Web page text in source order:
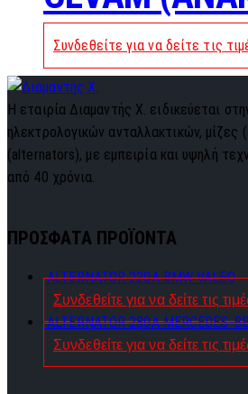
Συνδεθείτε για να δείτε τις
Η εταιρία Διαμαντής Χ. ειδικεύεται
ηλεκτρολογικών ανταλλακτικών,
(alternators), με εμπειρία και υψηλή
από 40 χρόνια.
ΠΡΟΣΦΑΤΑ ΠΡΟΪΟΝΤΑ
ALTERNATOR 220A BMW VALEO
Συνδεθείτε για να δείτε τις
ALTERNATOR 280A MERCEDES-
Συνδεθείτε για να δείτε τις